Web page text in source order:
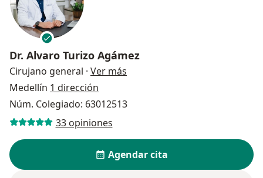
Dr. Alvaro Turizo Agámez
Cirujano general · Ver más
Medellín 1 dirección
Núm. Colegiado: 63012513
33 opiniones
Agendar cita